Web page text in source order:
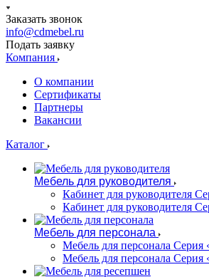
Заказать звонок
info@cdmebel.ru
Подать заявку
Компания
О компании
Сертификаты
Партнеры
Вакансии
Каталог
Мебель для руководителя
Кабинет для руководителя
Кабинет для руководителя
Мебель для персонала
Мебель для персонала Серия
Мебель для персонала